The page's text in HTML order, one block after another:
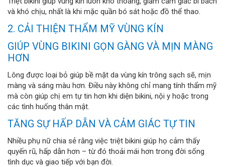
và khó chịu, nhất là khi mặc quần bó sát hoặc đồ thể thao.
2. CẢI THIỆN THẨM MỸ VÙNG KÍN
GIÚP VÙNG BIKINI GỌN GÀNG VÀ MỊN MÀNG
HƠN
Lông được loại bỏ giúp bề mặt da vùng kín trông sạch sẽ, mịn
màng và sáng màu hơn. Điều này không chỉ mang tính thẩm mỹ
mà còn giúp chị em tự tin hơn khi diện bikini, nội y hoặc trong
các tình huống thân mật.
TĂNG SỰ HẤP DẪN VÀ CẢM GIÁC TỰ TIN
Nhiều phụ nữ chia sẻ rằng việc triệt bikini giúp họ cảm thấy
quyến rũ, hấp dẫn hơn – từ đó thoải mái hơn trong đời sống
tình dục và giao tiếp với bạn đời.